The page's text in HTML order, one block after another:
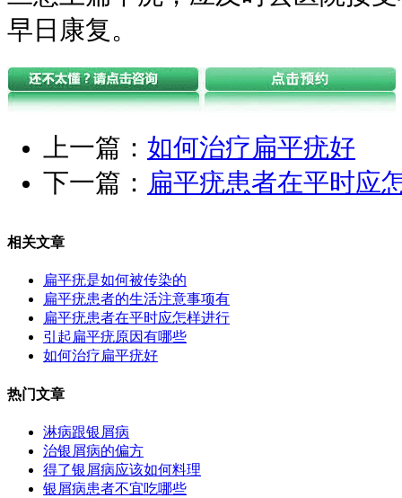
早日康复。
上一篇： 如何治疗扁平疣好
下一篇： 扁平疣患者在平时应
相关文章
扁平疣是如何被传染的
扁平疣患者的生活注意事项有
扁平疣患者在平时应怎样进行
引起扁平疣原因有哪些
如何治疗扁平疣好
热门文章
淋病跟银屑病
治银屑病的偏方
得了银屑病应该如何料理
银屑病患者不宜吃哪些